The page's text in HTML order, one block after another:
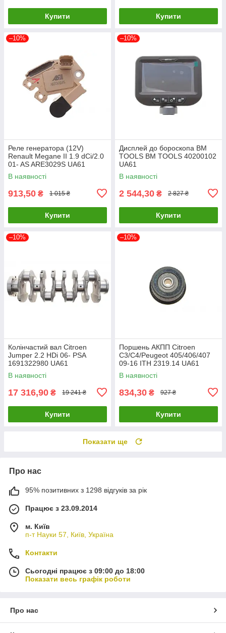
Купити Купити
–10%
Реле генератора (12V)
Renault Megane II 1.9 dCi/2.0
01- AS ARE3029S UA61
В наявності
913,50 ₴ 1 015 ₴
Купити
–10%
Дисплей до бороскопа BM
TOOLS BM TOOLS 40200102
UA61
В наявності
2 544,30 ₴ 2 827 ₴
Купити
–10%
Колінчастий вал Citroen
Jumper 2.2 HDi 06- PSA
1691322980 UA61
В наявності
17 316,90 ₴ 19 241 ₴
Купити
–10%
Поршень АКПП Citroen
C3/C4/Peugeot 405/406/407
09-16 ITH 2319.14 UA61
В наявності
834,30 ₴ 927 ₴
Купити
Показати ще
Про нас
95% позитивних з 1298 відгуків за рік
Працює з 23.09.2014
м. Київ
п-т Науки 57, Київ, Україна
Контакти
Сьогодні працює з 09:00 до 18:00
Показати весь графік роботи
Про нас